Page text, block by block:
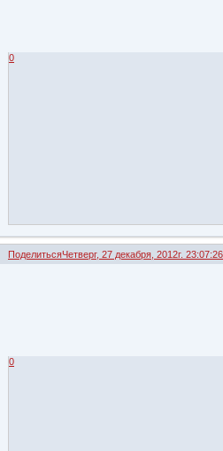
0
ПоделитьсяЧетверг, 27 декабря, 2012г. 23:07:26
0